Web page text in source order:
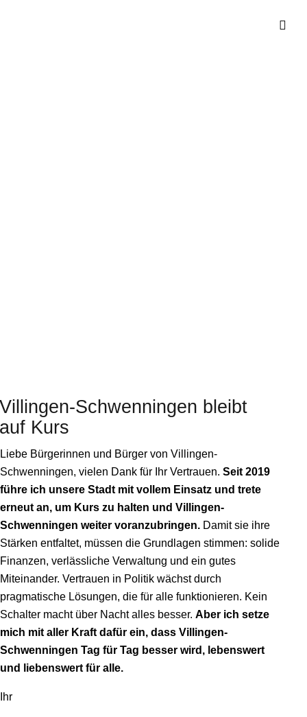
Villingen-Schwenningen bleibt
auf Kurs
Liebe Bürgerinnen und Bürger von Villingen-
Schwenningen, vielen Dank für Ihr Vertrauen. Seit 2019
führe ich unsere Stadt mit vollem Einsatz und trete
erneut an, um Kurs zu halten und Villingen-
Schwenningen weiter voranzubringen. Damit sie ihre
Stärken entfaltet, müssen die Grundlagen stimmen: solide
Finanzen, verlässliche Verwaltung und ein gutes
Miteinander. Vertrauen in Politik wächst durch
pragmatische Lösungen, die für alle funktionieren. Kein
Schalter macht über Nacht alles besser. Aber ich setze
mich mit aller Kraft dafür ein, dass Villingen-
Schwenningen Tag für Tag besser wird, lebenswert
und liebenswert für alle.
Ihr